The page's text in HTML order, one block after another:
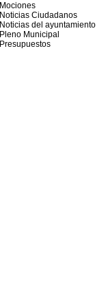
Mociones
Noticias Ciudadanos
Noticias del ayuntamiento
Pleno Municipal
Presupuestos